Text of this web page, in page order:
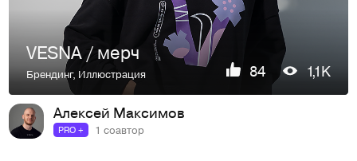
VESNA / мерч
Брендинг, Иллюстрация 84 1,1K
Алексей Максимов
PRO + 1 соавтор